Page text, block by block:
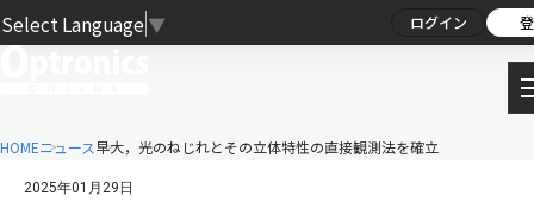
Select Language ▼ ログイン
HOMEニュース早大，光のねじれとその立体特性の直接観測法を確立
2025年01月29日